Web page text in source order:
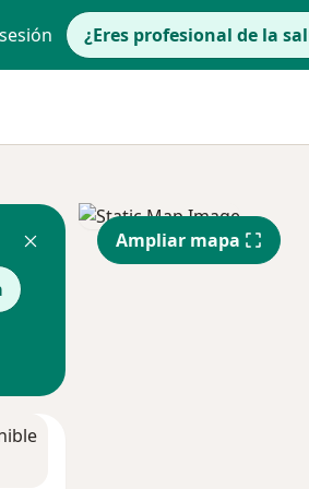
¿Eres profesional de la
Ampliar mapa